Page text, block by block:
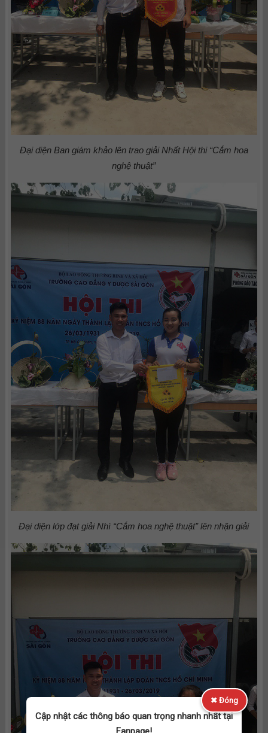
Đại diện Ban giám khảo lên trao giải Nhất Hội thi “Cắm hoa
nghệ thuật”
Đại diện lớp đạt giải Nhì “Cắm hoa nghệ thuật” lên nhận giải
✖ Đóng
Cập nhật các thông báo quan trọng nhanh nhất tại